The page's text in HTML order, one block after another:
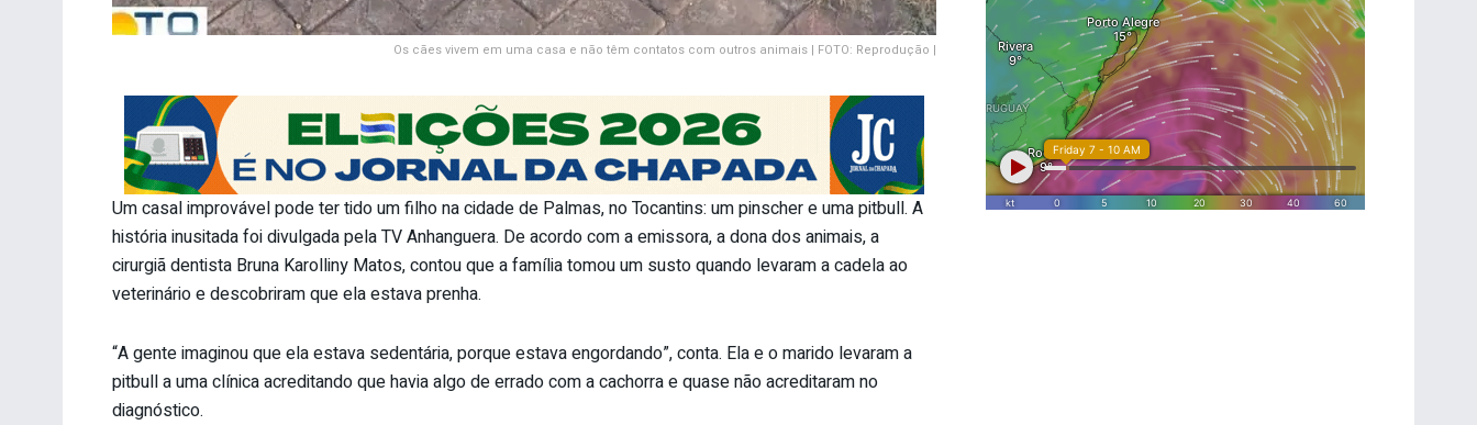
Os cães vivem em uma casa e não têm contatos com outros animais | FOTO: Reprodução |
Um casal improvável pode ter tido um filho na cidade de Palmas, no Tocantins: um pinscher e uma pitbull. A
história inusitada foi divulgada pela TV Anhanguera. De acordo com a emissora, a dona dos animais, a
cirurgiã dentista Bruna Karolliny Matos, contou que a família tomou um susto quando levaram a cadela ao
veterinário e descobriram que ela estava prenha.
“A gente imaginou que ela estava sedentária, porque estava engordando”, conta. Ela e o marido levaram a
pitbull a uma clínica acreditando que havia algo de errado com a cachorra e quase não acreditaram no
diagnóstico.